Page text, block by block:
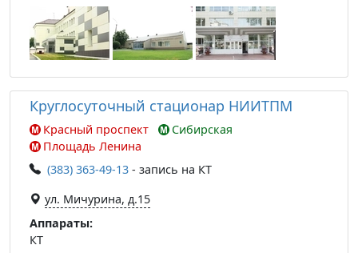
Круглосуточный стационар НИИТПМ
Красный проспект
Сибирская
Площадь Ленина
(383) 363-49-13 - запись на КТ
ул. Мичурина, д.15
Аппараты:
КТ